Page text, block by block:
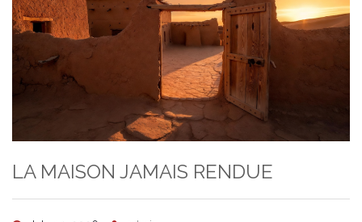
LA MAISON JAMAIS RENDUE